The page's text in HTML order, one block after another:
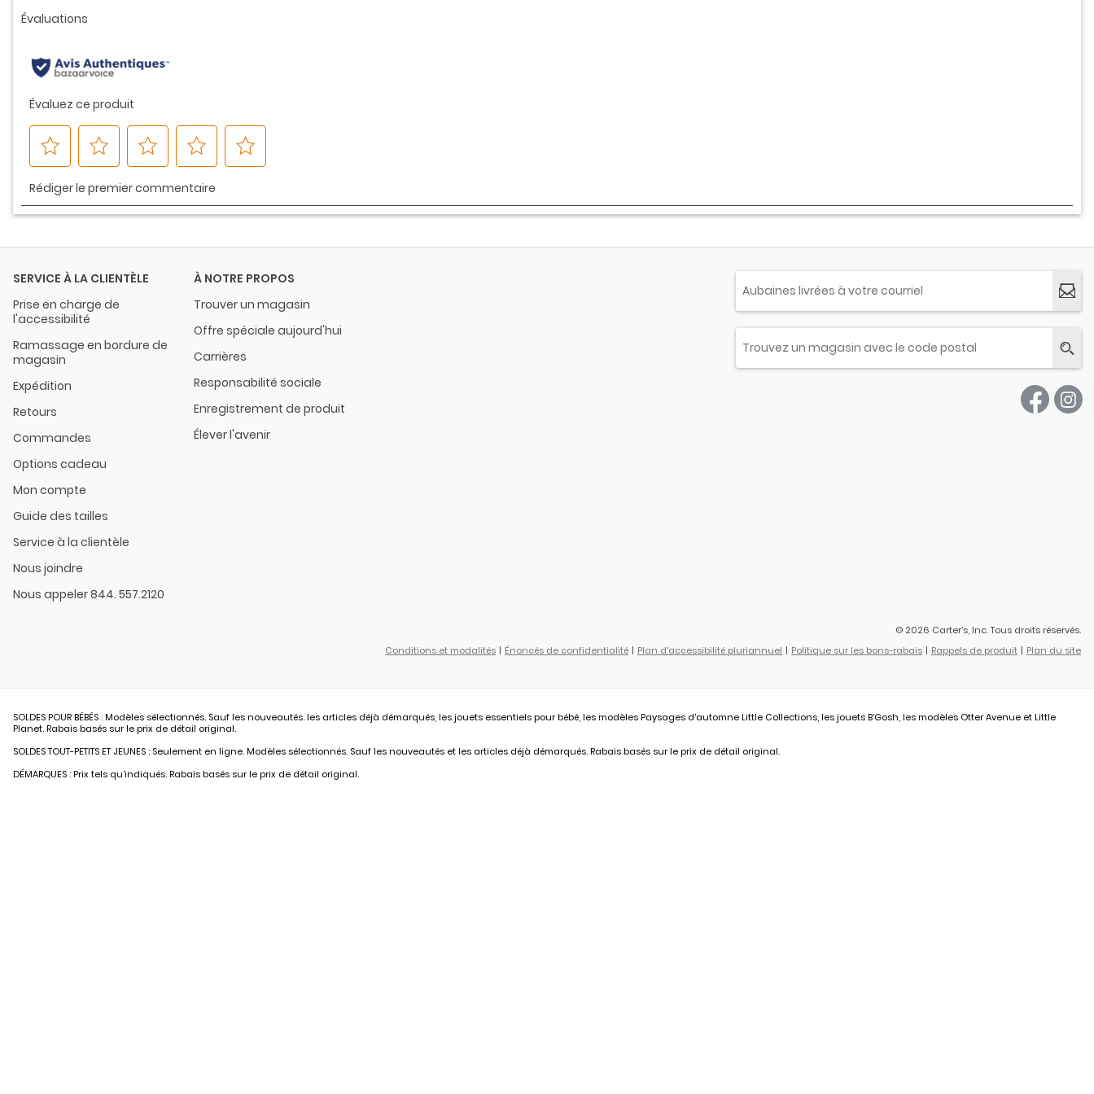
la
SERVICE À LA CLIENTÈLE
Prise en charge de
l'accessibilité
Ramassage en bordure de
magasin
Expédition
Retours
Commandes
Options cadeau
Mon compte
Guide des tailles
Service à la clientèle
Nous joindre
Nous appeler 844. 557.2120
À NOTRE PROPOS
Trouver un magasin
Offre spéciale aujourd'hui
Carrières
Responsabilité sociale
Enregistrement de produit
Élever l'avenir
© 2026 Carter’s, Inc. Tous droits réservés.
Conditions et modalités
Énoncés de confidentialité Plan d'accessibilité pluriannuel Politique sur les bons-rabais Rappels de produit Plan du site
SOLDES POUR BÉBÉS : Modèles sélectionnés. Sauf les nouveautés. les articles déjà démarqués, les jouets essentiels pour bébé, les modèles Paysages d'automne Little Collections, les jouets B’Gosh, les modèles Otter Avenue et Little
Planet. Rabais basés sur le prix de détail original.
SOLDES TOUT-PETITS ET JEUNES : Seulement en ligne. Modèles sélectionnés. Sauf les nouveautés et les articles déjà démarqués. Rabais basés sur le prix de détail original.
DÉMARQUES : Prix tels qu’indiqués. Rabais basés sur le prix de détail original.